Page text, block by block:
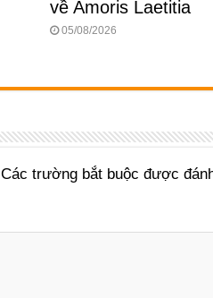
về Amoris Laetitia
05/08/2026
Các trường bắt buộc được